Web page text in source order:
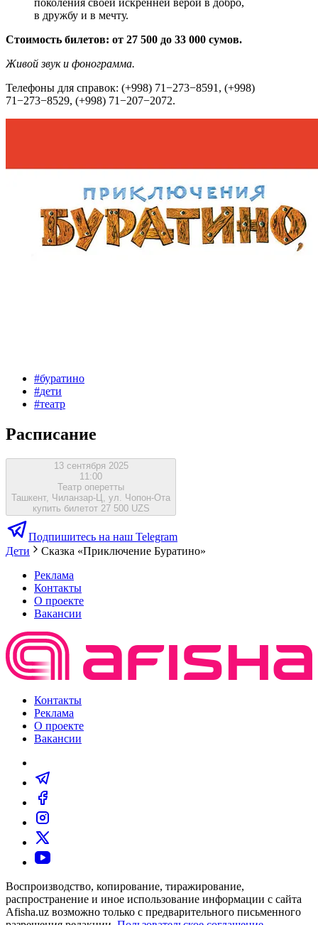
поколения своей искренней верой в добро,
в дружбу и в мечту.
Стоимость билетов: от 27 500 до 33 000 сумов.
Живой звук и фонограмма.
Телефоны для справок: (+998) 71−273−8591, (+998)
71−273−8529, (+998) 71−207−2072.
#буратино
#дети
#театр
Расписание
13 сентября 2025
11:00
Театр оперетты
Ташкент, Чиланзар-Ц, ул. Чопон-Ота
купить билетот 27 500 UZS
Подпишитесь на наш Telegram
Дети
Сказка «Приключение Буратино»
Реклама
Контакты
О проекте
Вакансии
Контакты
Реклама
О проекте
Вакансии
Воспроизводство, копирование, тиражирование,
распространение и иное использование информации с сайта
Afisha.uz возможно только с предварительного письменного